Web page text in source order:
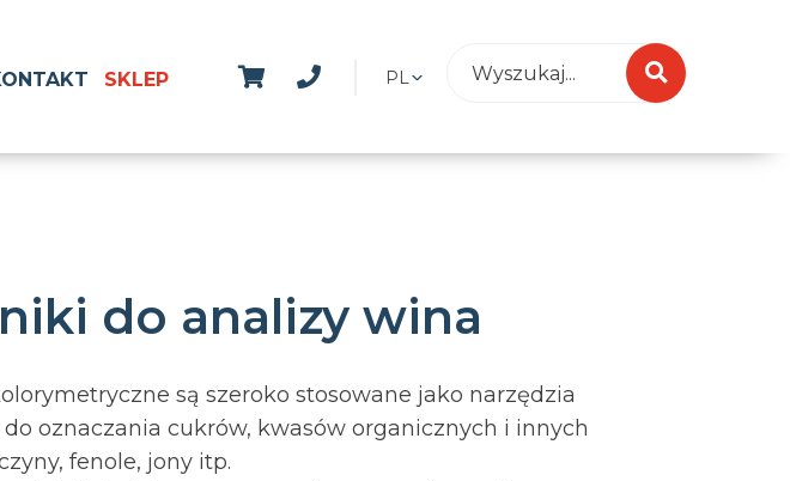
PL
SKLEP
do analizy wina
są szeroko stosowane jako narzędzia
oznaczania cukrów, kwasów organicznych i innych
fenole, jony itp.